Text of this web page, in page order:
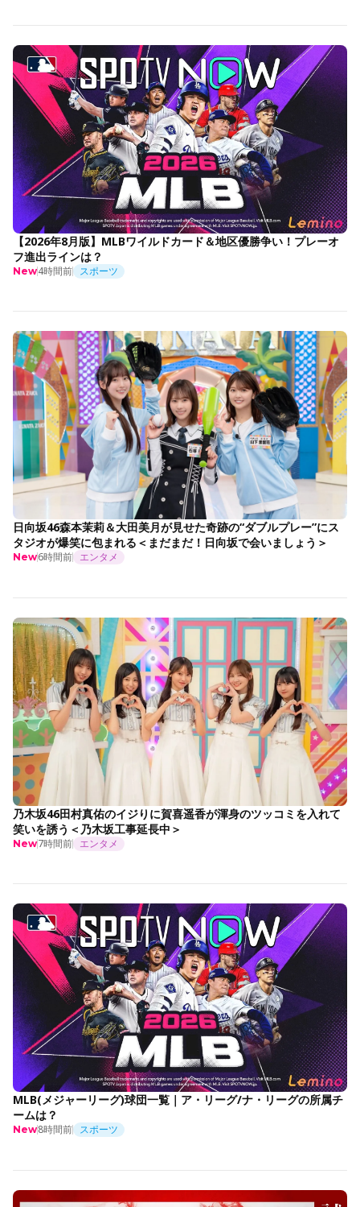
【2026年8月版】MLBワイルドカード＆地区優勝争い！プレーオ
フ進出ラインは？
New4時間前 スポーツ
日向坂46森本茉莉＆大田美月が見せた奇跡の“ダブルプレー”にス
タジオが爆笑に包まれる＜まだまだ！日向坂で会いましょう＞
New6時間前 エンタメ
乃木坂46田村真佑のイジりに賀喜遥香が渾身のツッコミを入れて
笑いを誘う＜乃木坂工事延長中＞
New7時間前 エンタメ
MLB(メジャーリーグ)球団一覧｜ア・リーグ/ナ・リーグの所属チ
ームは？
New8時間前 スポーツ